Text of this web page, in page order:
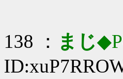
138 ： まじ